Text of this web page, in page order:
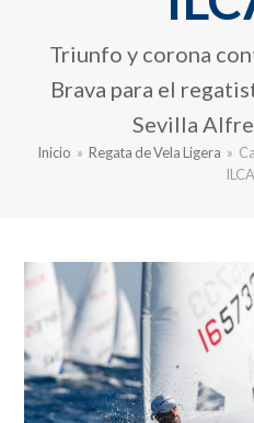
Triunfo y corona
Brava para el
Sevilla
Inicio » Regata de Vela Ligera »